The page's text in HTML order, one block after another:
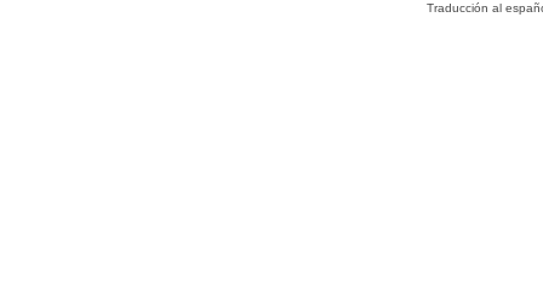
Traducción al